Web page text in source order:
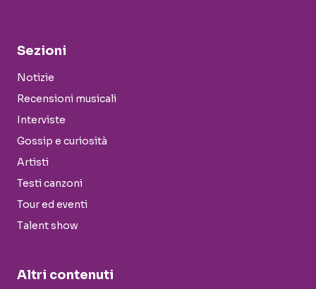
Sezioni
Notizie
Recensioni musicali
Interviste
Gossip e curiosità
Artisti
Testi canzoni
Tour ed eventi
Talent show
Altri contenuti